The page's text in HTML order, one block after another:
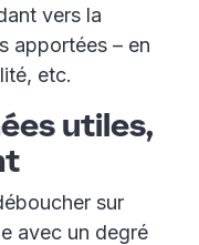
vers la
apportées – en
etc.
utiles,
sur
avec un degré